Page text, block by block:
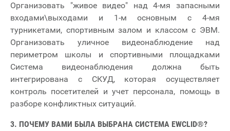
Организовать "живое видео" над 4-мя запасными
входами\выходами и 1-м основным с 4-мя
турникетами, спортивным залом и классом с ЭВМ.
Организовать уличное видеонаблюдение над
периметром школы и спортивными площадками
Система видеонаблюдения должна быть
интегрирована с СКУД, которая осуществляет
контроль посетителей и учет персонала, помощь в
разборе конфликтных ситуаций.
3. ПОЧЕМУ ВАМИ БЫЛА ВЫБРАНА СИСТЕМА EWCLID®?